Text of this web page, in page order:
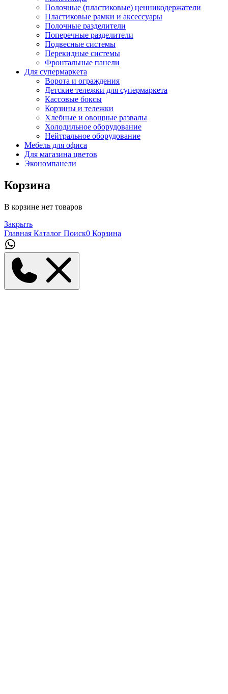
Полочные (пластиковые) ценникодержатели
Пластиковые рамки и аксессуары
Полочные разделители
Поперечные разделители
Подвесные системы
Перекидные системы
Фронтальные панели
Для супермаркета
Ворота и ограждения
Детские тележки для супермаркета
Кассовые боксы
Корзины и тележки
Хлебные и овощные развалы
Холодильное оборудование
Нейтральное оборудование
Мебель для офиса
Для магазина цветов
Экономпанели
Корзина
В корзине нет товаров
Закрыть
Главная Каталог Поиск0 Корзина